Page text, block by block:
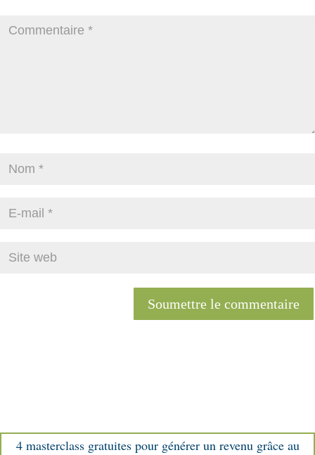
Soumettre le commentaire
4 masterclass gratuites pour générer un revenu grâce au